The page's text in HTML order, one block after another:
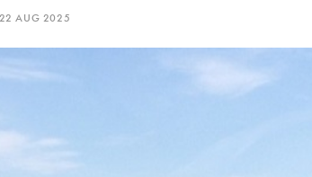
behöver göra något annat än att börja
EXERIS TEKNIK BEFINNA SIG OM TVÅ TILL
Vi har elva elnätbolag som kunder i
22 AUG 2025